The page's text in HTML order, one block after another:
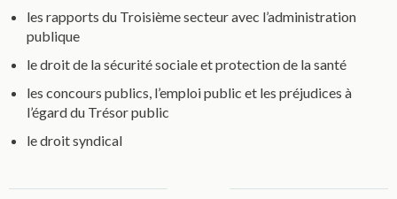
les rapports du Troisième secteur avec l’administration
publique
le droit de la sécurité sociale et protection de la santé
les concours publics, l’emploi public et les préjudices à
l’égard du Trésor public
le droit syndical